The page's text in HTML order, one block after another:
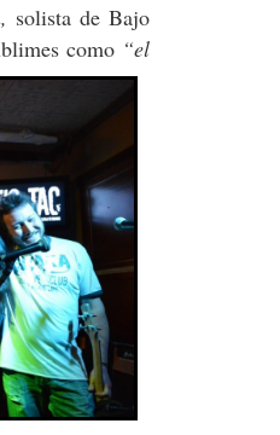
solista de Bajo
como “el